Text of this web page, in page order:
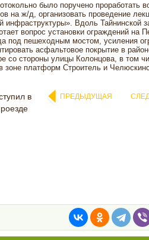
было поручено проработать
на ж/д, организовать проведение
инфраструктуры». Вдоль Тайнинской
вопрос установки ограждений на
под пешеходным мостом, усиления
асфальтовое покрытие в
со стороны улицы Колонцова, в том
зоне платформ Строитель и
в
ПРЕДЫДУЩАЯ